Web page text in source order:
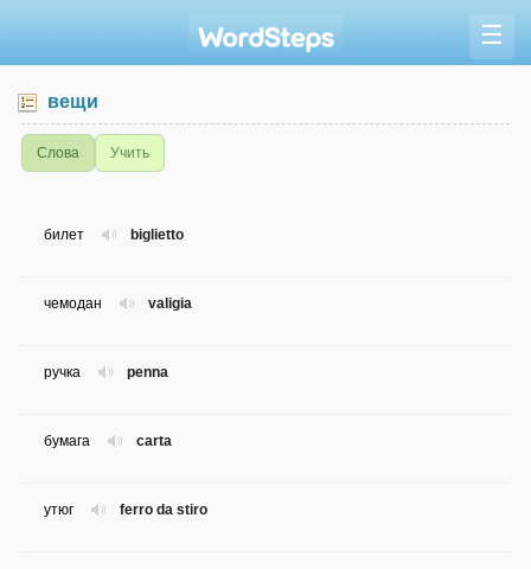
☰
вещи
Слова Учить
biglietto
билет
valigia
чемодан
penna
ручка
carta
бумага
ferro da stiro
утюг